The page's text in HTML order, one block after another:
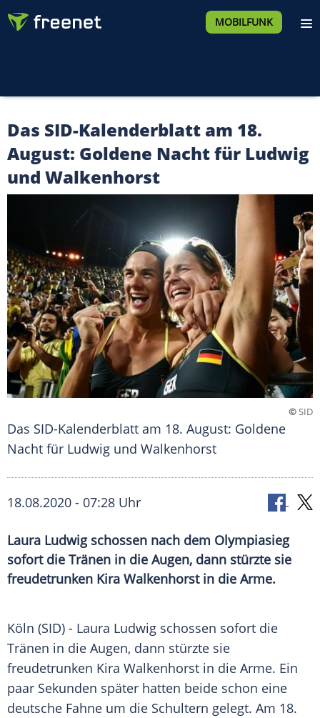
MOBILFUNK
Das SID-Kalenderblatt am 18.
August: Goldene Nacht für Ludwig
und Walkenhorst
©SID
Das SID-Kalenderblatt am 18. August: Goldene
Nacht für Ludwig und Walkenhorst
18.08.2020 - 07:28 Uhr
Laura Ludwig schossen nach dem Olympiasieg
sofort die Tränen in die Augen, dann stürzte sie
freudetrunken Kira Walkenhorst in die Arme.
Köln (SID) - Laura Ludwig schossen sofort die
Tränen in die Augen, dann stürzte sie
freudetrunken Kira Walkenhorst in die Arme. Ein
paar Sekunden später hatten beide schon eine
deutsche Fahne um die Schultern gelegt. Am 18.